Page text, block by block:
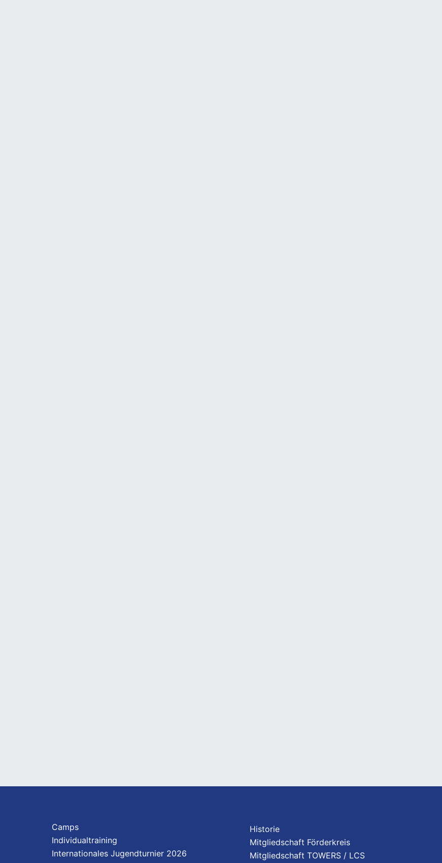
Camps
Individualtraining
Internationales Jugendturnier 2026
Historie
Mitgliedschaft Förderkreis
Mitgliedschaft TOWERS / LCS